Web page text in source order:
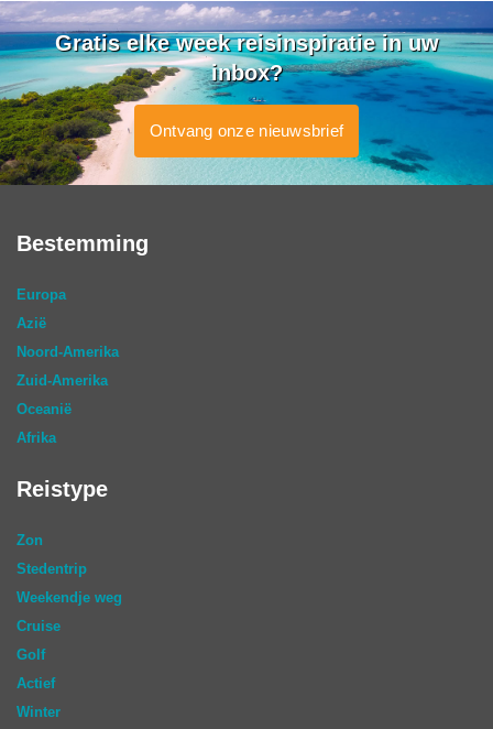
Gratis elke week reisinspiratie in uw
inbox?
Ontvang onze nieuwsbrief
Bestemming
Europa
Azië
Noord-Amerika
Zuid-Amerika
Oceanië
Afrika
Reistype
Zon
Stedentrip
Weekendje weg
Cruise
Golf
Actief
Winter